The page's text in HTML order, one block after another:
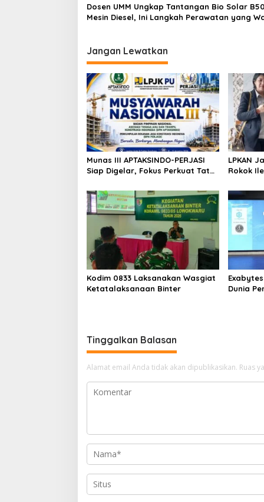
Dosen UMM Ungkap Tantangan Bio Solar
Mesin Diesel, Ini Langkah Perawatan yang
Jangan Lewatkan
Munas III APTAKSINDO-PERJASI
Siap Digelar, Fokus Perkuat Tata
Kepemimpinan
LPKAN
Rokok
Petani
Kodim 0833 Laksanakan Wasgiat
Ketatalaksanaan Binter
Dunia
Tinggalkan Balasan
Alamat email Anda tidak akan dipublikasikan. Ruas